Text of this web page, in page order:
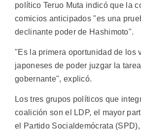
político Teruo Muta indicó que la
comicios anticipados "es una
declinante poder de Hashimoto".
"Es la primera oportunidad de los
japoneses de poder juzgar la
gobernante", explicó.
Los tres grupos políticos que
coalición son el LDP, el mayor
el Partido Socialdemócrata